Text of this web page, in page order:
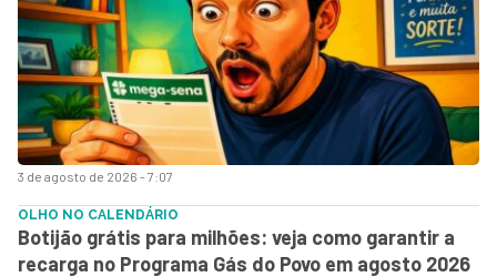
3 de agosto de 2026 - 7:07
OLHO NO CALENDÁRIO
Botijão grátis para milhões: veja como garantir a
recarga no Programa Gás do Povo em agosto 2026